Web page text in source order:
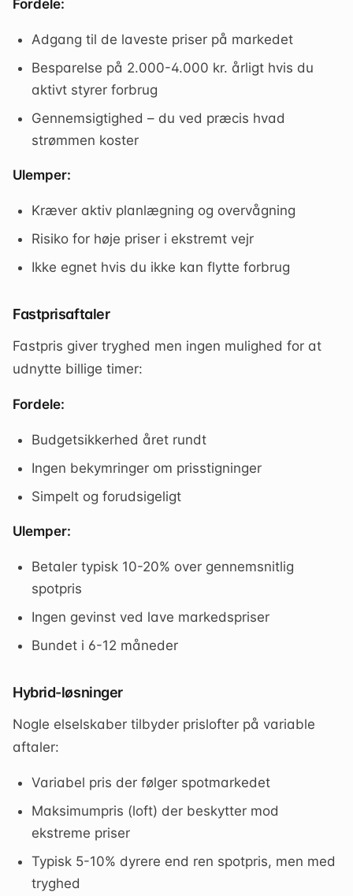
Fordele:
Adgang til de laveste priser på markedet
Besparelse på 2.000-4.000 kr. årligt hvis du
aktivt styrer forbrug
Gennemsigtighed – du ved præcis hvad
strømmen koster
Ulemper:
Kræver aktiv planlægning og overvågning
Risiko for høje priser i ekstremt vejr
Ikke egnet hvis du ikke kan flytte forbrug
Fastprisaftaler
Fastpris giver tryghed men ingen mulighed for at
udnytte billige timer:
Fordele:
Budgetsikkerhed året rundt
Ingen bekymringer om prisstigninger
Simpelt og forudsigeligt
Ulemper:
Betaler typisk 10-20% over gennemsnitlig
spotpris
Ingen gevinst ved lave markedspriser
Bundet i 6-12 måneder
Hybrid-løsninger
Nogle elselskaber tilbyder prislofter på variable
aftaler:
Variabel pris der følger spotmarkedet
Maksimumpris (loft) der beskytter mod
ekstreme priser
Typisk 5-10% dyrere end ren spotpris, men med
tryghed